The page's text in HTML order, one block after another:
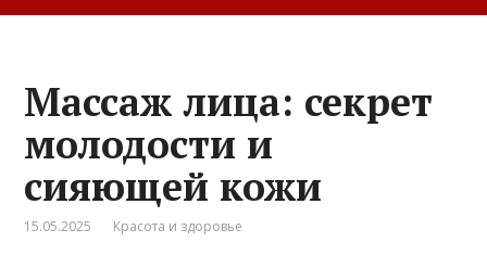
Массаж лица: секрет
молодости и
сияющей кожи
15.05.2025 Красота и здоровье